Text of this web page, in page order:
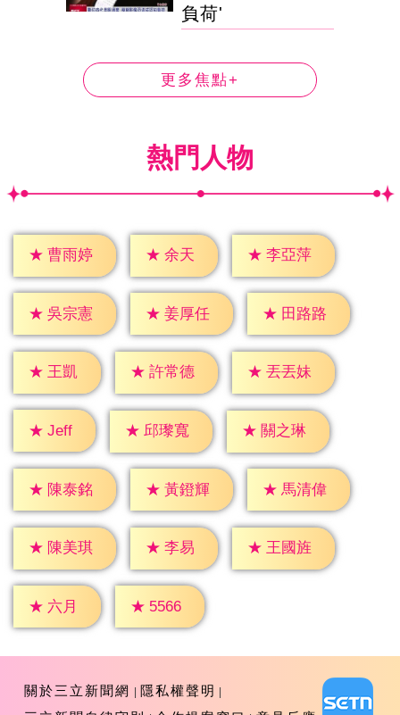
負荷'
更多焦點+
熱門人物
★ 曹雨婷 ★ 余天 ★ 李亞萍
★ 吳宗憲 ★ 姜厚任 ★ 田路路
★ 王凱 ★ 許常德 ★ 丟丟妹
★ Jeff ★ 邱瓈寬 ★ 關之琳
★ 陳泰銘 ★ 黃鐙輝 ★ 馬清偉
★ 陳美琪 ★ 李易 ★ 王國旌
★ 六月 ★ 5566
關於三立新聞網
隱私權聲明